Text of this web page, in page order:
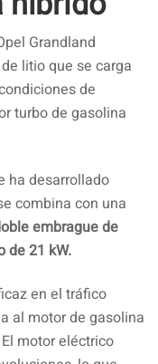
Grandland
litio que se carga
de
turbo de gasolina
ha desarrollado
combina con una
embrague de
de 21 kW.
en el tráfico
al motor de gasolina
motor eléctrico